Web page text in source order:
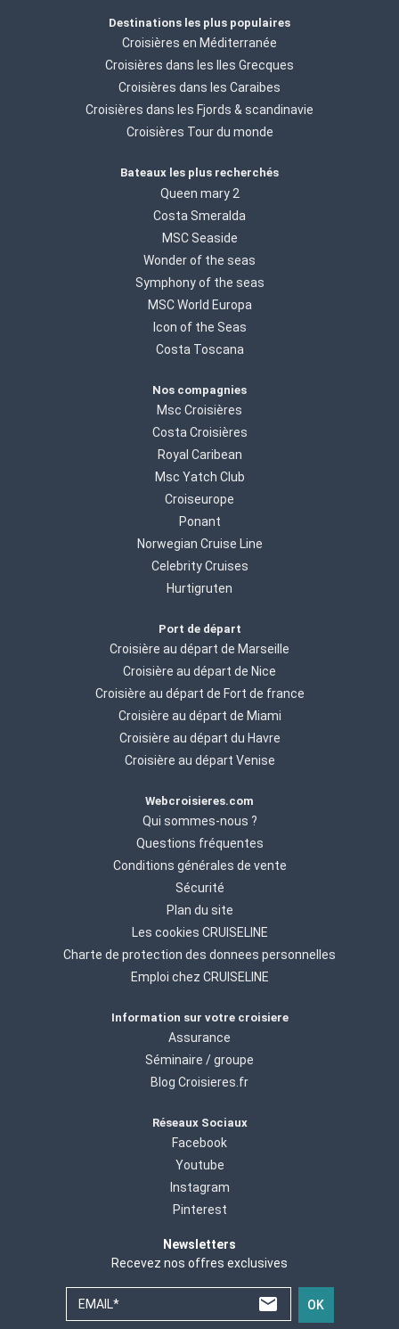
Destinations les plus populaires
Croisières en Méditerranée
Croisières dans les Iles Grecques
Croisières dans les Caraibes
Croisières dans les Fjords & scandinavie
Croisières Tour du monde
Bateaux les plus recherchés
Queen mary 2
Costa Smeralda
MSC Seaside
Wonder of the seas
Symphony of the seas
MSC World Europa
Icon of the Seas
Costa Toscana
Nos compagnies
Msc Croisières
Costa Croisières
Royal Caribean
Msc Yatch Club
Croiseurope
Ponant
Norwegian Cruise Line
Celebrity Cruises
Hurtigruten
Port de départ
Croisière au départ de Marseille
Croisière au départ de Nice
Croisière au départ de Fort de france
Croisière au départ de Miami
Croisière au départ du Havre
Croisière au départ Venise
Webcroisieres.com
Qui sommes-nous ?
Questions fréquentes
Conditions générales de vente
Sécurité
Plan du site
Les cookies CRUISELINE
Charte de protection des donnees personnelles
Emploi chez CRUISELINE
Information sur votre croisiere
Assurance
Séminaire / groupe
Blog Croisieres.fr
Réseaux Sociaux
Facebook
Youtube
Instagram
Pinterest
Newsletters
Recevez nos offres exclusives
EMAIL* OK